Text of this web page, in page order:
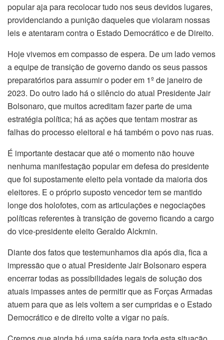
popular aja para recolocar tudo nos seus devidos lugares,
providenciando a punição daqueles que violaram nossas
leis e atentaram contra o Estado Democrático e de Direito.
Hoje vivemos em compasso de espera. De um lado vemos
a equipe de transição de governo dando os seus passos
preparatórios para assumir o poder em 1º de janeiro de
2023. Do outro lado há o silêncio do atual Presidente Jair
Bolsonaro, que muitos acreditam fazer parte de uma
estratégia política; há as ações que tentam mostrar as
falhas do processo eleitoral e há também o povo nas ruas.
É importante destacar que até o momento não houve
nenhuma manifestação popular em defesa do presidente
que foi supostamente eleito pela vontade da maioria dos
eleitores. E o próprio suposto vencedor tem se mantido
longe dos holofotes, com as articulações e negociações
políticas referentes à transição de governo ficando a cargo
do vice-presidente eleito Geraldo Alckmin.
Diante dos fatos que testemunhamos dia após dia, fica a
impressão que o atual Presidente Jair Bolsonaro espera
encerrar todas as possibilidades legais de solução dos
atuais impasses antes de permitir que as Forças Armadas
atuem para que as leis voltem a ser cumpridas e o Estado
Democrático e de direito volte a vigar no país.